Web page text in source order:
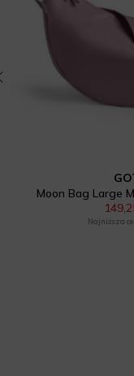
Moon Bag Large
Najniższa